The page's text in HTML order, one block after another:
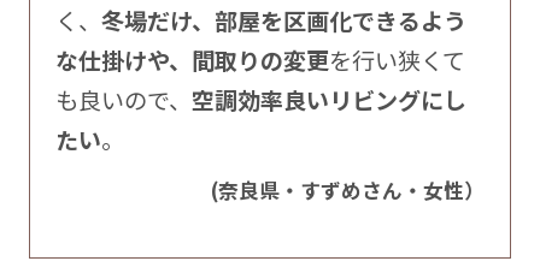
く、 冬場だけ、部屋を区画化できるよう
な仕掛けや、間取りの変更を行い狭くて
も良いので、 空調効率良いリビングにし
たい。
(奈良県・すずめさん・女性）